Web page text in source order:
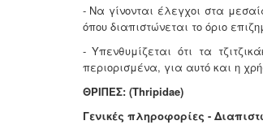
- Να γίνονται έλεγχοι στα
όπου διαπιστώνεται το όριο
- Υπενθυμίζεται ότι τα
περιορισμένα, για αυτό και η
ΘΡΙΠΕΣ: (Thripidae)
Γενικές πληροφορίες -